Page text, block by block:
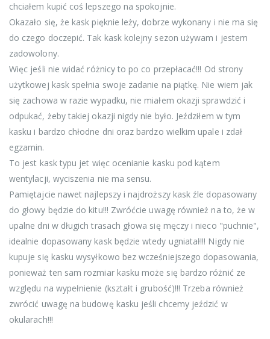
chciałem kupić coś lepszego na spokojnie.
Okazało się, że kask pięknie leży, dobrze wykonany i nie ma się
do czego doczepić. Tak kask kolejny sezon używam i jestem
zadowolony.
Więc jeśli nie widać różnicy to po co przepłacać!!! Od strony
użytkowej kask spełnia swoje zadanie na piątkę. Nie wiem jak
się zachowa w razie wypadku, nie miałem okazji sprawdzić i
odpukać, żeby takiej okazji nigdy nie było. Jeździłem w tym
kasku i bardzo chłodne dni oraz bardzo wielkim upale i zdał
egzamin.
To jest kask typu jet więc ocenianie kasku pod kątem
wentylacji, wyciszenia nie ma sensu.
Pamiętajcie nawet najlepszy i najdroższy kask źle dopasowany
do głowy będzie do kitu!!! Zwróćcie uwagę również na to, że w
upalne dni w długich trasach głowa się męczy i nieco "puchnie",
idealnie dopasowany kask będzie wtedy ugniatał!!! Nigdy nie
kupuje się kasku wysyłkowo bez wcześniejszego dopasowania,
ponieważ ten sam rozmiar kasku może się bardzo różnić ze
względu na wypełnienie (kształt i grubość)!!! Trzeba również
zwrócić uwagę na budowę kasku jeśli chcemy jeździć w
okularach!!!